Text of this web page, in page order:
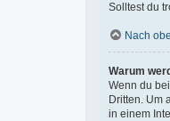
Solltest du
Nach
Warum
Wenn du
Dritten. Um
in einem